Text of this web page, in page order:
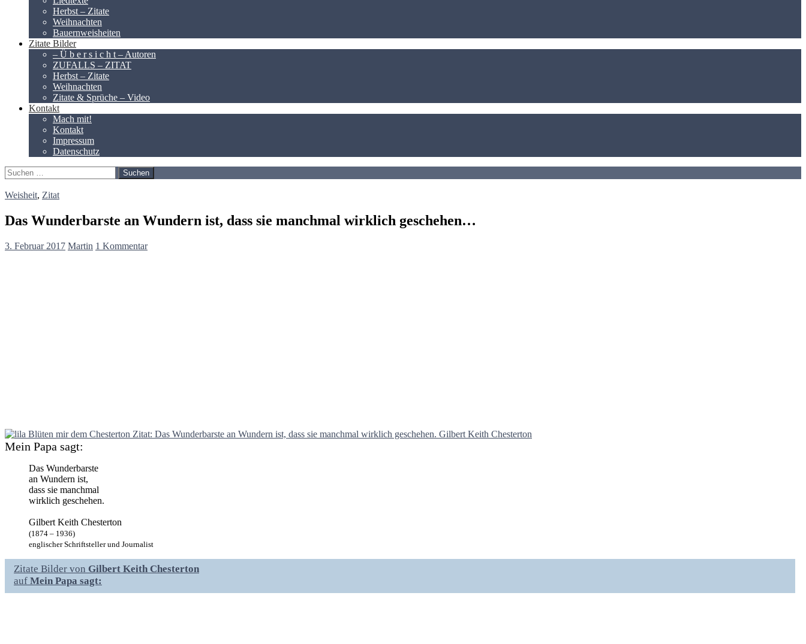
Herbst – Zitate
Weihnachten
Bauernweisheiten
Zitate Bilder
– Ü b e r s i c h t – Autoren
ZUFALLS – ZITAT
Herbst – Zitate
Weihnachten
Zitate & Sprüche – Video
Kontakt
Mach mit!
Kontakt
Impressum
Datenschutz
Suchen
nach:
Weisheit, Zitat
Das Wunderbarste an Wundern ist, dass sie manchmal wirklich geschehen…
3. Februar 2017 Martin 1 Kommentar
Mein Papa sagt:
Das Wunderbarste
an Wundern ist,
dass sie manchmal
wirklich geschehen.
Gilbert Keith Chesterton
(1874 – 1936)
englischer Schriftsteller und Journalist
Zitate Bilder von Gilbert Keith Chesterton
auf Mein Papa sagt: